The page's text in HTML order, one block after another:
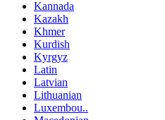
Kannada
Kazakh
Khmer
Kurdish
Kyrgyz
Latin
Latvian
Lithuanian
Luxembou..